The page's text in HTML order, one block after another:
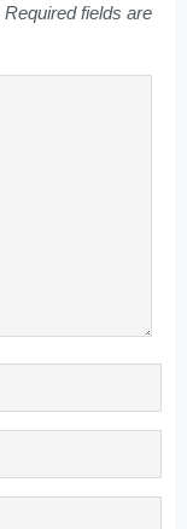
Required fields are